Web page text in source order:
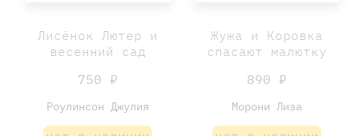
Лисёнок Лютер и
весенний сад
750 ₽
Роулинсон Джулия
Жужа и Коровка
спасают малютку
890 ₽
Морони Лиза